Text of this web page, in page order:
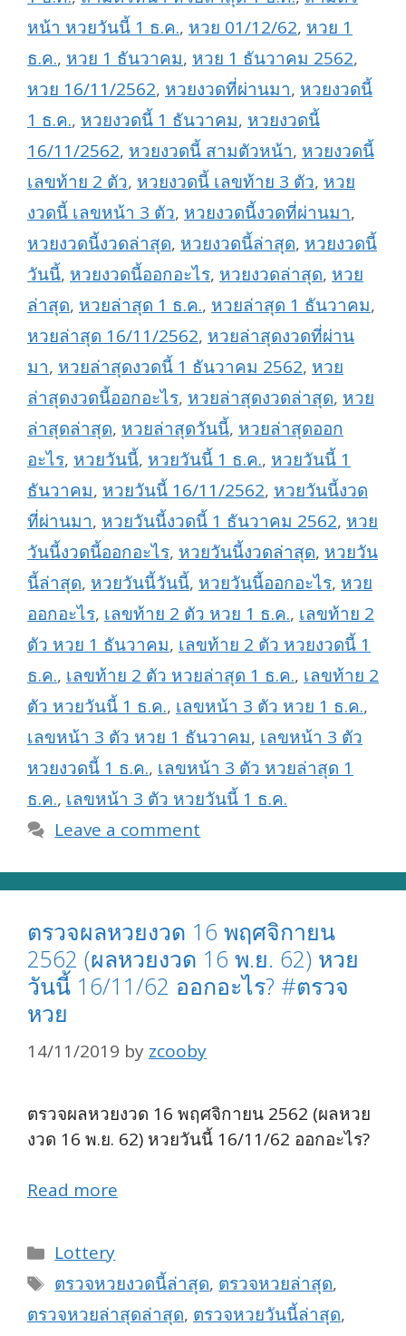
หน้า หวยวันนี้ 1 ธ.ค., หวย 01/12/62, หวย 1
ธ.ค., หวย 1 ธันวาคม, หวย 1 ธันวาคม 2562,
หวย 16/11/2562, หวยงวดที่ผ่านมา, หวยงวดนี้
1 ธ.ค., หวยงวดนี้ 1 ธันวาคม, หวยงวดนี้
16/11/2562, หวยงวดนี้ สามตัวหน้า, หวยงวดนี้
เลขท้าย 2 ตัว, หวยงวดนี้ เลขท้าย 3 ตัว, หวย
งวดนี้ เลขหน้า 3 ตัว, หวยงวดนี้งวดที่ผ่านมา,
หวยงวดนี้งวดล่าสุด, หวยงวดนี้ล่าสุด, หวยงวดนี้
วันนี้, หวยงวดนี้ออกอะไร, หวยงวดล่าสุด, หวย
ล่าสุด, หวยล่าสุด 1 ธ.ค., หวยล่าสุด 1 ธันวาคม,
หวยล่าสุด 16/11/2562, หวยล่าสุดงวดที่ผ่าน
มา, หวยล่าสุดงวดนี้ 1 ธันวาคม 2562, หวย
ล่าสุดงวดนี้ออกอะไร, หวยล่าสุดงวดล่าสุด, หวย
ล่าสุดล่าสุด, หวยล่าสุดวันนี้, หวยล่าสุดออก
อะไร, หวยวันนี้, หวยวันนี้ 1 ธ.ค., หวยวันนี้ 1
ธันวาคม, หวยวันนี้ 16/11/2562, หวยวันนี้งวด
ที่ผ่านมา, หวยวันนี้งวดนี้ 1 ธันวาคม 2562, หวย
วันนี้งวดนี้ออกอะไร, หวยวันนี้งวดล่าสุด, หวยวัน
นี้ล่าสุด, หวยวันนี้วันนี้, หวยวันนี้ออกอะไร, หวย
ออกอะไร, เลขท้าย 2 ตัว หวย 1 ธ.ค., เลขท้าย 2
ตัว หวย 1 ธันวาคม, เลขท้าย 2 ตัว หวยงวดนี้ 1
ธ.ค., เลขท้าย 2 ตัว หวยล่าสุด 1 ธ.ค., เลขท้าย 2
ตัว หวยวันนี้ 1 ธ.ค., เลขหน้า 3 ตัว หวย 1 ธ.ค.,
เลขหน้า 3 ตัว หวย 1 ธันวาคม, เลขหน้า 3 ตัว
หวยงวดนี้ 1 ธ.ค., เลขหน้า 3 ตัว หวยล่าสุด 1
ธ.ค., เลขหน้า 3 ตัว หวยวันนี้ 1 ธ.ค.
Leave a comment
ตรวจผลหวยงวด 16 พฤศจิกายน
2562 (ผลหวยงวด 16 พ.ย. 62) หวย
วันนี้ 16/11/62 ออกอะไร? #ตรวจ
หวย
14/11/2019 by zcooby
ตรวจผลหวยงวด 16 พฤศจิกายน 2562 (ผลหวย
งวด 16 พ.ย. 62) หวยวันนี้ 16/11/62 ออกอะไร?
Read more
Categories
Lottery
Tags
ตรวจหวยงวดนี้ล่าสุด, ตรวจหวยล่าสุด,
ตรวจหวยล่าสุดล่าสุด, ตรวจหวยวันนี้ล่าสุด,